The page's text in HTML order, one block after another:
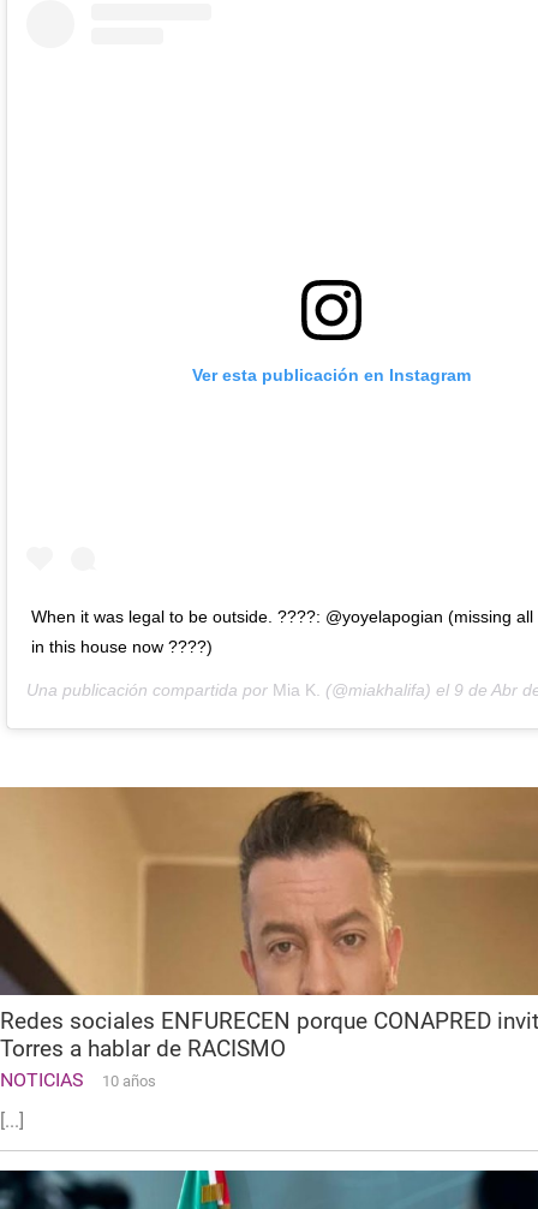
Ver esta publicación en Instagram
When it was legal to be outside. ????: @yoyelapogian (missing all
in this house now ????)
Una publicación compartida por Mia K. (@miakhalifa) el 9 de Abr de
Redes sociales ENFURECEN porque CONAPRED
Torres a hablar de RACISMO
NOTICIAS 10 años
[...]